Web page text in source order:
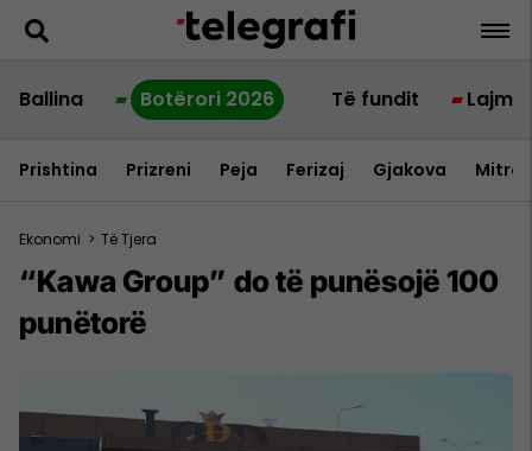
Ballina Botërori 2026 Të fundit Lajme
Prishtina Prizreni Peja Ferizaj Gjakova
Ekonomi > Të Tjera
“Kawa Group” do të punësojë 100
punëtorë